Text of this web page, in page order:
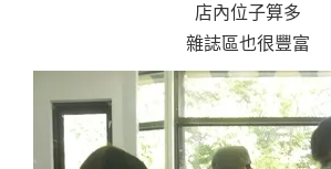
店內位子算多
雜誌區也很豐富